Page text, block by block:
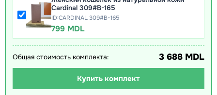
Cardinal 309#B-165
ID:CARDINAL 309#B-165
799 MDL
Общая стоимость комплекта: 3 688 MDL
Купить комплект